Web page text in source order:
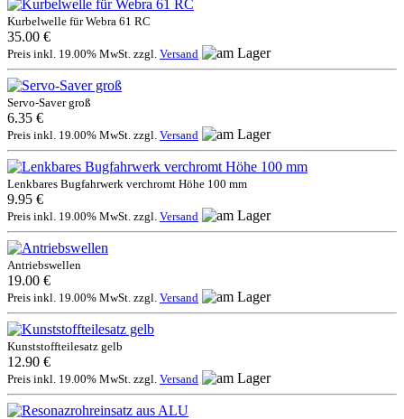
Kurbelwelle für Webra 61 RC
35.00 €
Preis inkl. 19.00% MwSt. zzgl. Versand
Servo-Saver groß
6.35 €
Preis inkl. 19.00% MwSt. zzgl. Versand
Lenkbares Bugfahrwerk verchromt Höhe 100 mm
9.95 €
Preis inkl. 19.00% MwSt. zzgl. Versand
Antriebswellen
19.00 €
Preis inkl. 19.00% MwSt. zzgl. Versand
Kunststoffteilesatz gelb
12.90 €
Preis inkl. 19.00% MwSt. zzgl. Versand